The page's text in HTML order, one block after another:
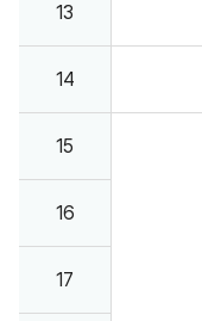
13
14
15
16
17